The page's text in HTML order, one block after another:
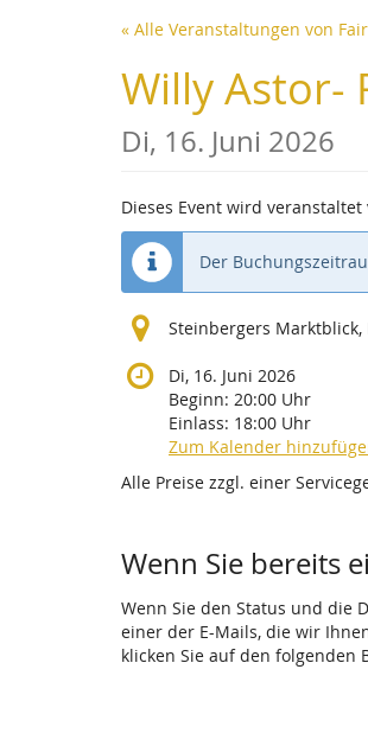
« Alle Veranstaltungen von
Willy Astor-
Di, 16. Juni 2026
Dieses Event wird
Der
Steinbergers Marktblick,
Di, 16. Juni 2026
Beginn: 20:00 Uhr
Einlass: 18:00 Uhr
Zum Kalender
Alle Preise zzgl. einer
Wenn Sie bereits
Wenn Sie den Status und die
einer der E-Mails, die wir
klicken Sie auf den folgenden